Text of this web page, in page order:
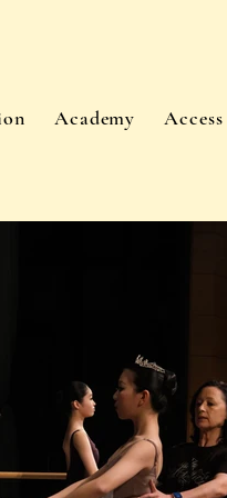
Academy Access